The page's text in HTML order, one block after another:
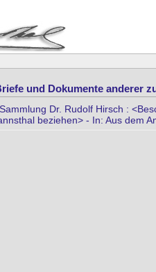
und Dokumente anderer
Dr. Rudolf Hirsch :
beziehen> - In: Aus dem